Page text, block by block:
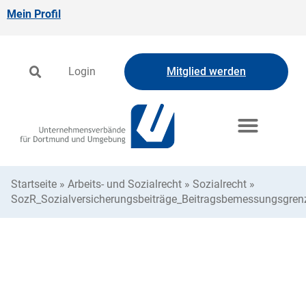
Mein Profil
Login Mitglied werden
Startseite » Arbeits- und Sozialrecht » Sozialrecht »